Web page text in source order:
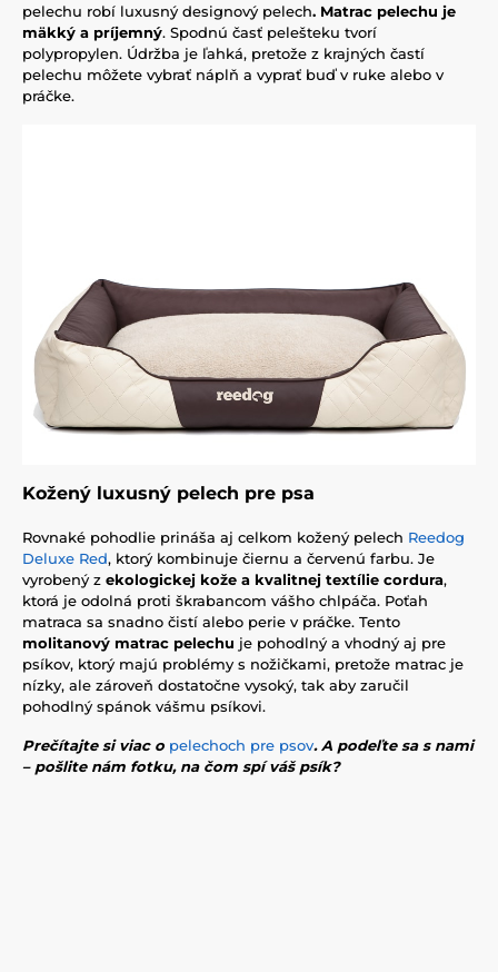
pelechu robí luxusný designový pelech. Matrac pelechu je
mäkký a príjemný. Spodnú časť pelešteku tvorí
polypropylen. Údržba je ľahká, pretože z krajných častí
pelechu môžete vybrať náplň a vyprať buď v ruke alebo v
práčke.
Kožený luxusný pelech pre psa
Rovnaké pohodlie prináša aj celkom kožený pelech Reedog
Deluxe Red, ktorý kombinuje čiernu a červenú farbu. Je
vyrobený z ekologickej kože a kvalitnej textílie cordura,
ktorá je odolná proti škrabancom vášho chlpáča. Poťah
matraca sa snadno čistí alebo perie v práčke. Tento
molitanový matrac pelechu je pohodlný a vhodný aj pre
psíkov, ktorý majú problémy s nožičkami, pretože matrac je
nízky, ale zároveň dostatočne vysoký, tak aby zaručil
pohodlný spánok vášmu psíkovi.
Prečítajte si viac o pelechoch pre psov. A podeľte sa s nami
– pošlite nám fotku, na čom spí váš psík?